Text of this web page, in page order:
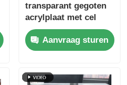
transparant gegoten
acrylplaat met cel
gegoten
vervaardiging voor
retail displays
Aanvraag sturen